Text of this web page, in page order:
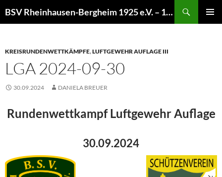
Inhalt
BSV Rheinhausen-Bergheim 1925 e.V. – 100% Sportschießen
KREISRUNDENWETTKÄMPFE,LUFTGEWEHR AUFLAGE III
LGA 2024-09-30
30.09.2024 DANIELA BREUER
Rundenwettkampf Luftgewehr Auflage
30.09.2024